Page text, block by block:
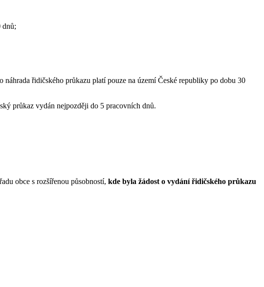
dnů;
řidičského průkazu platí pouze na území České republiky po dobu 30
průkaz vydán nejpozději do 5 pracovních dnů.
obce s rozšířenou působností, kde byla žádost o vydání řidičského průkazu